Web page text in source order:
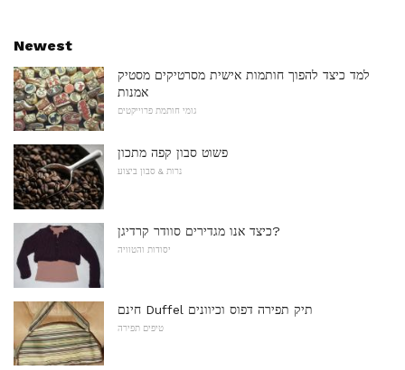
Newest
למד כיצד להפוך חותמות אישית מסרטיקים מסטיק
אמנות
גומי חותמת פרוייקטים
פשוט סבון קפה מתכון
נרות & סבון ביצוע
כיצד אנו מגדירים סוודר קרדיגן?
יסודות והטוויה
חינם Duffel תיק תפירה דפוס וכיוונים
טיפים תפירה